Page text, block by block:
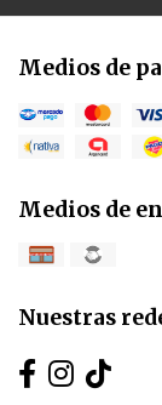
Medios de
Medios de
Nuestras